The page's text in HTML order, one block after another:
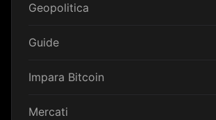
Geopolitica
Guide
Impara Bitcoin
Mercati